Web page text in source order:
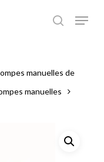
manuelles de
manuelles